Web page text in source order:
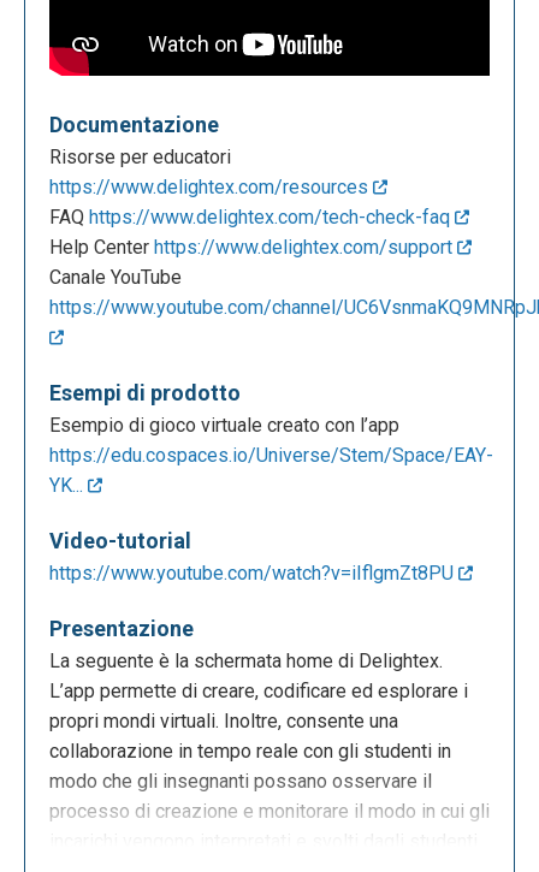
Documentazione
Risorse per educatori
https://www.delightex.com/resources
FAQ https://www.delightex.com/tech-check-faq
Help Center https://www.delightex.com/support
Canale YouTube
https://www.youtube.com/channel/
Esempi di prodotto
Esempio di gioco virtuale creato con l’app
https://edu.cospaces.io/Universe/Stem/Space/EAY-
YK...
Video-tutorial
https://www.youtube.com/watch?v=iIflgmZt8PU
Presentazione
La seguente è la schermata home di Delightex.
L’app permette di creare, codificare ed esplorare i
propri mondi virtuali. Inoltre, consente una
collaborazione in tempo reale con gli studenti in
modo che gli insegnanti possano osservare il
processo di creazione e monitorare il modo in cui gli